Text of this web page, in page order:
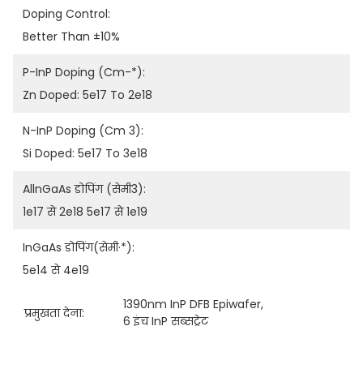
Doping Control:
Better Than ±10%
P-InP Doping (cm-*):
Zn Doped: 5e17 To 2e18
N-InP Doping (cm 3):
Si Doped: 5e17 To 3e18
AllnGaAs डोपिंग (सेमी3):
1e17 से 2e18 5e17 से 1e19
InGaAs डोपिंग(सेमी·*):
5e14 से 4e19
प्रमुखता देना:
1390nm InP DFB Epiwafer,
6 इंच InP सब्सट्रेट